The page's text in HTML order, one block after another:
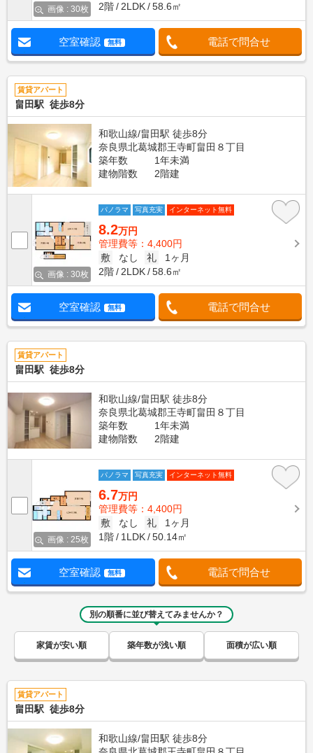
画像 : 30枚
2階
2LDK 58.6㎡
空室確認 無料 電話で問合せ
賃貸アパート
畠田駅 徒歩8分
和歌山線/畠田駅 徒歩8分
奈良県北葛城郡王寺町畠田８丁目
築年数
1年未満
建物階数
2階建
画像 : 30枚
パノラマ 写真充実 インターネット無料
8.2万円
管理費等：4,400円
敷
なし 礼
1ヶ月
2階
2LDK 58.6㎡
空室確認 無料 電話で問合せ
賃貸アパート
畠田駅 徒歩8分
和歌山線/畠田駅 徒歩8分
奈良県北葛城郡王寺町畠田８丁目
築年数
1年未満
建物階数
2階建
画像 : 25枚
パノラマ 写真充実 インターネット無料
6.7万円
管理費等：4,400円
敷
なし 礼
1ヶ月
1階
1LDK 50.14㎡
空室確認 無料 電話で問合せ
別の順番に並び替えてみませんか？
家賃が安い順 築年数が浅い順 面積が広い順
賃貸アパート
畠田駅 徒歩8分
和歌山線/畠田駅 徒歩8分